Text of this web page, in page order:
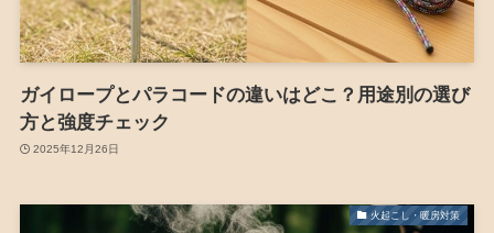
ガイロープとパラコードの違いはどこ？用途別の選び
方と強度チェック
2025年12月26日
火起こし・暖房対策